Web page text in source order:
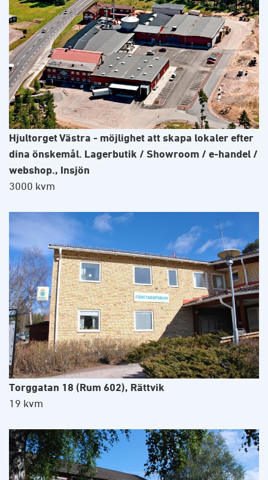
Hjultorget Västra - möjlighet att skapa lokaler efter
dina önskemål. Lagerbutik / Showroom / e-handel /
webshop., Insjön
3000 kvm
Torggatan 18 (Rum 602), Rättvik
19 kvm